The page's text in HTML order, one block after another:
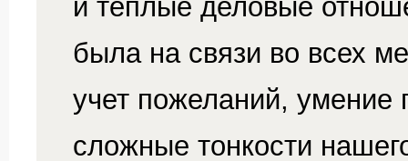
и теплые деловые
была на связи во всех
учет пожеланий, умение
сложные тонкости